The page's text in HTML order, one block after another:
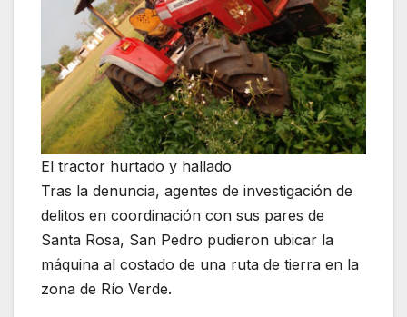
El tractor hurtado y hallado
Tras la denuncia, agentes de investigación de
delitos en coordinación con sus pares de
Santa Rosa, San Pedro pudieron ubicar la
máquina al costado de una ruta de tierra en la
zona de Río Verde.